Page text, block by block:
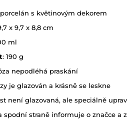
s květinovým dekorem
x 9,7 x 8,8 cm
ml
: 190 g
nepodléhá praskání
je glazován a krásně se leskne
není glazovaná, ale speciálně
spodní straně informuje o značce a